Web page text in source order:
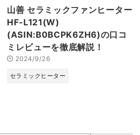
山善 セラミックファンヒーター
HF-L121(W)
(ASIN:B0BCPK6ZH6)の口コ
ミレビューを徹底解説！
2024/9/26
セラミックヒーター